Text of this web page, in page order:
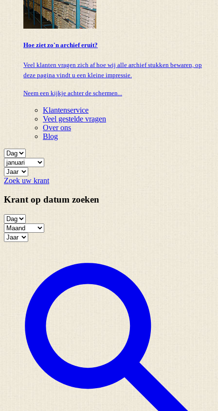
Hoe ziet zo'n archief eruit?
Veel klanten vragen zich af hoe wij alle archief stukken bewaren, op
deze pagina vindt u een kleine impressie.
Neem een kijkje achter de schermen...
Klantenservice
Veel gestelde vragen
Over ons
Blog
Zoek uw krant
Krant op datum zoeken